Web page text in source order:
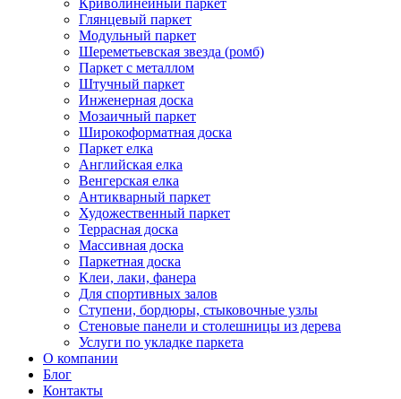
Криволинейный паркет
Глянцевый паркет
Модульный паркет
Шереметьевская звезда (ромб)
Паркет с металлом
Штучный паркет
Инженерная доска
Мозаичный паркет
Широкоформатная доска
Паркет елка
Английская елка
Венгерская елка
Антикварный паркет
Художественный паркет
Террасная доска
Массивная доска
Паркетная доска
Клеи, лаки, фанера
Для спортивных залов
Ступени, бордюры, стыковочные узлы
Стеновые панели и столешницы из дерева
Услуги по укладке паркета
О компании
Блог
Контакты